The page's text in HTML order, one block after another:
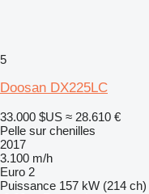
5
Doosan DX225LC
33.000 $US ≈ 28.610 €
Pelle sur chenilles
2017
3.100 m/h
Euro 2
Puissance 157 kW (214 ch)